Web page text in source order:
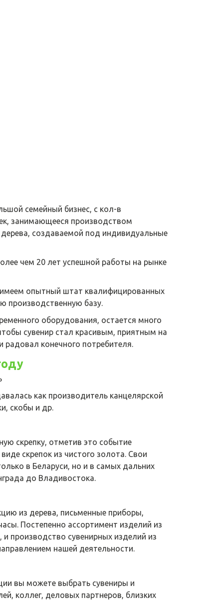
семейный бизнес, с кол-в
занимающееся производством
дерева, создаваемой под индивидуальные
чем 20 лет успешной работы на рынке
опытный штат квалифицированных
производственную базу.
оборудования, остается много
сувенир стал красивым, приятным на
конечного потребителя.
как производитель канцелярской
скобы и др.
скрепку, отметив это событие
скрепок из чистого золота. Свои
в Беларуси, но и в самых дальних
до Владивостока.
из дерева, письменные приборы,
Постепенно ассортимент изделий из
и производство сувенирных изделий из
нашей деятельности.
вы можете выбрать сувениры и
коллег, деловых партнеров, близких